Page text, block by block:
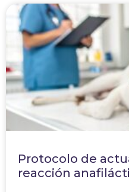
Protocolo de
reacción